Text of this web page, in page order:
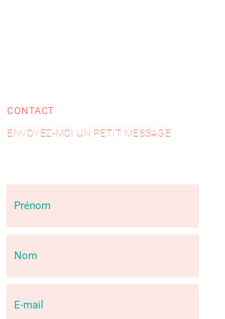
CONTACT
ENVOYEZ-MOI UN PETIT MESSAGE